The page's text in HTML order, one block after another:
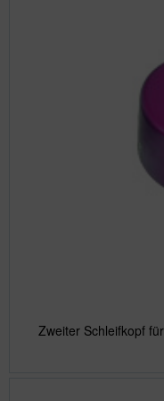
Zweiter Schleifkopf